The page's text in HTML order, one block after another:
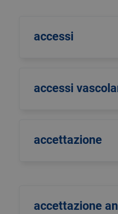
accessi
accessi
accettazione
accettazione